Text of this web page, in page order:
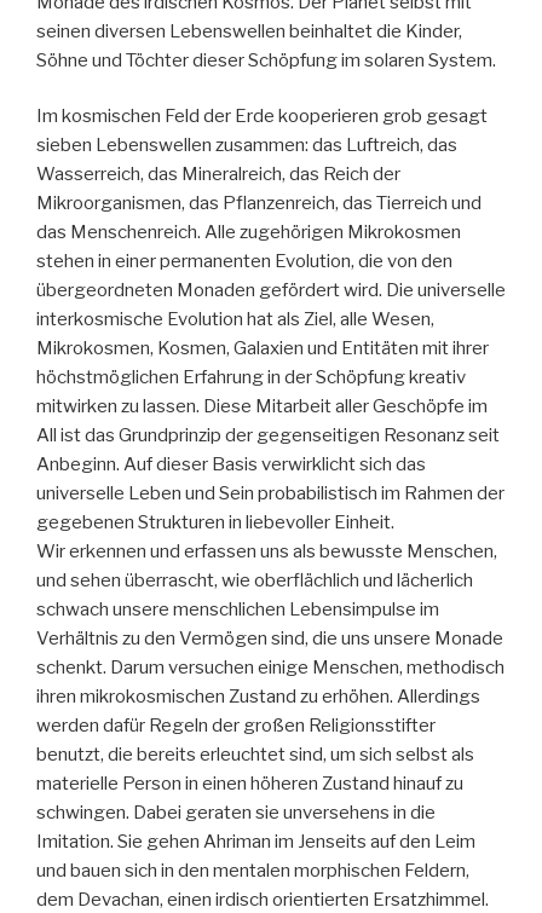
seinen diversen Lebenswellen beinhaltet die Kinder,
Söhne und Töchter dieser Schöpfung im solaren System.
Im kosmischen Feld der Erde kooperieren grob gesagt
sieben Lebenswellen zusammen: das Luftreich, das
Wasserreich, das Mineralreich, das Reich der
Mikroorganismen, das Pflanzenreich, das Tierreich und
das Menschenreich. Alle zugehörigen Mikrokosmen
stehen in einer permanenten Evolution, die von den
übergeordneten Monaden gefördert wird. Die universelle
interkosmische Evolution hat als Ziel, alle Wesen,
Mikrokosmen, Kosmen, Galaxien und Entitäten mit ihrer
höchstmöglichen Erfahrung in der Schöpfung kreativ
mitwirken zu lassen. Diese Mitarbeit aller Geschöpfe im
All ist das Grundprinzip der gegenseitigen Resonanz seit
Anbeginn. Auf dieser Basis verwirklicht sich das
universelle Leben und Sein probabilistisch im Rahmen der
gegebenen Strukturen in liebevoller Einheit.
Wir erkennen und erfassen uns als bewusste Menschen,
und sehen überrascht, wie oberflächlich und lächerlich
schwach unsere menschlichen Lebensimpulse im
Verhältnis zu den Vermögen sind, die uns unsere Monade
schenkt. Darum versuchen einige Menschen, methodisch
ihren mikrokosmischen Zustand zu erhöhen. Allerdings
werden dafür Regeln der großen Religionsstifter
benutzt, die bereits erleuchtet sind, um sich selbst als
materielle Person in einen höheren Zustand hinauf zu
schwingen. Dabei geraten sie unversehens in die
Imitation. Sie gehen Ahriman im Jenseits auf den Leim
und bauen sich in den mentalen morphischen Feldern,
dem Devachan, einen irdisch orientierten Ersatzhimmel.